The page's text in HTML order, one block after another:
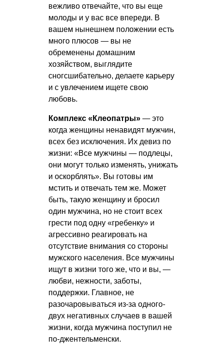
вежливо отвечайте, что вы еще
молоды и у вас все впереди. В
вашем нынешнем положении есть
много плюсов — вы не
обременены домашним
хозяйством, выглядите
сногсшибательно, делаете карьеру
и с увлечением ищете свою
любовь.
Комплекс «Клеопатры» — это
когда женщины ненавидят мужчин,
всех без исключения. Их девиз по
жизни: «Все мужчины — подлецы,
они могут только изменять, унижать
и оскорблять». Вы готовы им
мстить и отвечать тем же. Может
быть, такую женщину и бросил
один мужчина, но не стоит всех
грести под одну «гребенку» и
агрессивно реагировать на
отсутствие внимания со стороны
мужского населения. Все мужчины
ищут в жизни того же, что и вы, —
любви, нежности, заботы,
поддержки. Главное, не
разочаровываться из-за одного-
двух негативных случаев в вашей
жизни, когда мужчина поступил не
по-джентельменски.